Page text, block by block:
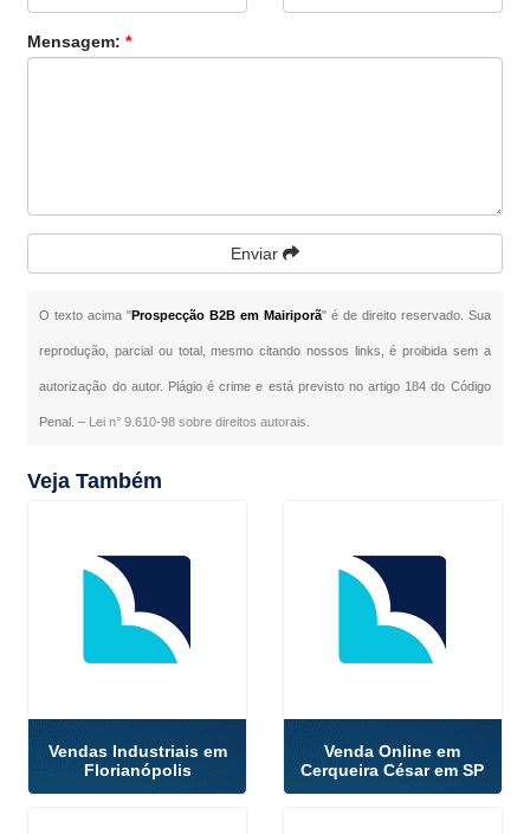
Mensagem:*
Enviar
O texto acima "Prospecção B2B em Mairiporã" é de direito reservado. Sua
reprodução, parcial ou total, mesmo citando nossos links, é proibida sem a
autorização do autor. Plágio é crime e está previsto no artigo 184 do Código
Penal. – Lei n° 9.610-98 sobre direitos autorais
Veja Também
Vendas Industriais em
Florianópolis
Venda Online em
Cerqueira César em SP